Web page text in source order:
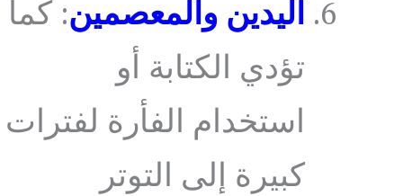
اليدين والمعصمين: كما
تؤدي الكتابة أو
استخدام الفأرة لفترات
كبيرة إلى التوتر